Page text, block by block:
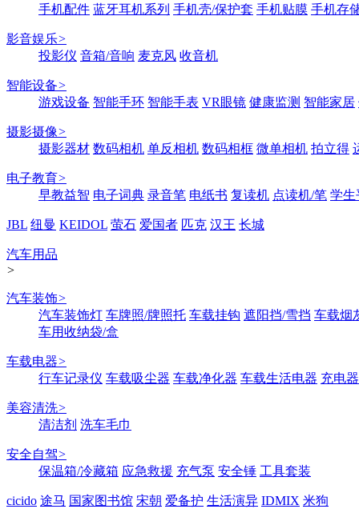
手机配件 蓝牙耳机系列 手机壳/保护套 手机贴膜 手机存
影音娱乐>
投影仪 音箱/音响 麦克风 收音机
智能设备>
游戏设备 智能手环 智能手表 VR眼镜 健康监测 智能家居
摄影摄像>
摄影器材 数码相机 单反相机 数码相框 微单相机 拍立得
电子教育>
早教益智 电子词典 录音笔 电纸书 复读机 点读机/笔 学生
JBL 纽曼 KEIDOL 萤石 爱国者 匹克 汉王 长城
汽车用品
>
汽车装饰>
汽车装饰灯 车牌照/牌照托 车载挂钩 遮阳挡/雪挡 车载烟
车用收纳袋/盒
车载电器>
行车记录仪 车载吸尘器 车载净化器 车载生活电器 充电
美容清洗>
清洁剂 洗车毛巾
安全自驾>
保温箱/冷藏箱 应急救援 充气泵 安全锤 工具套装
cicido 途马 国家图书馆 宋朝 爱备护 生活演异 IDMIX 米狗